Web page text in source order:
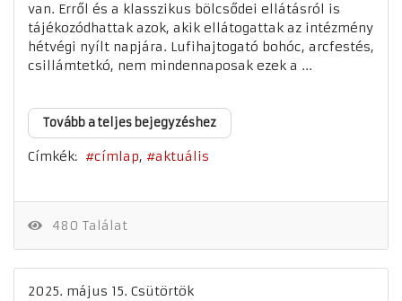
van. Erről és a klasszikus bölcsődei ellátásról is
tájékozódhattak azok, akik ellátogattak az intézmény
hétvégi nyílt napjára. Lufihajtogató bohóc, arcfestés,
csillámtetkó, nem mindennaposak ezek a ...
Tovább a teljes bejegyzéshez
Címkék: címlap aktuális
480 Találat
2025. május 15. Csütörtök